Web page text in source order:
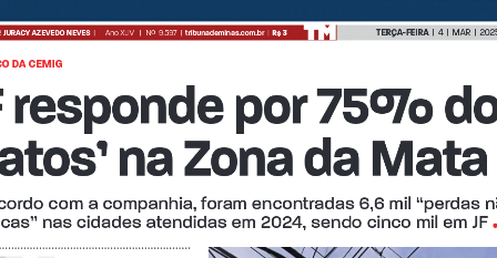
JURACY AZEVEDO NEVES Ano XLIV   |   Nº  9.597  | tribunademinas.com.br
  |
R$ 3 TERÇA-FEIRA |  4  |  MAR  |
responde por 75%
na Zona da Mata
com a companhia, foram encontradas 6,6 mil “perdas
nas cidades atendidas em 2024, sendo cinco mil em JF •
DA CEMIG